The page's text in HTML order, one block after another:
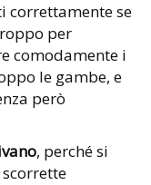
correttamente se
per
comodamente i
le gambe, e
però
, perché si